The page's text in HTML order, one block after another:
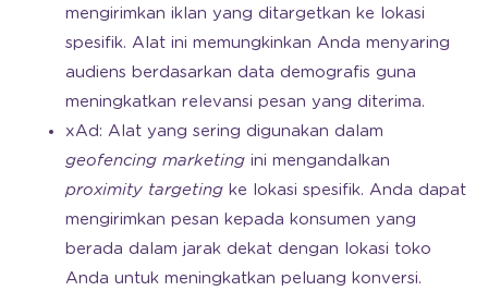
mengirimkan iklan yang ditargetkan ke lokasi
spesifik. Alat ini memungkinkan Anda menyaring
audiens berdasarkan data demografis guna
meningkatkan relevansi pesan yang diterima.
xAd: Alat yang sering digunakan dalam
geofencing marketing ini mengandalkan
proximity targeting ke lokasi spesifik. Anda dapat
mengirimkan pesan kepada konsumen yang
berada dalam jarak dekat dengan lokasi toko
Anda untuk meningkatkan peluang konversi.